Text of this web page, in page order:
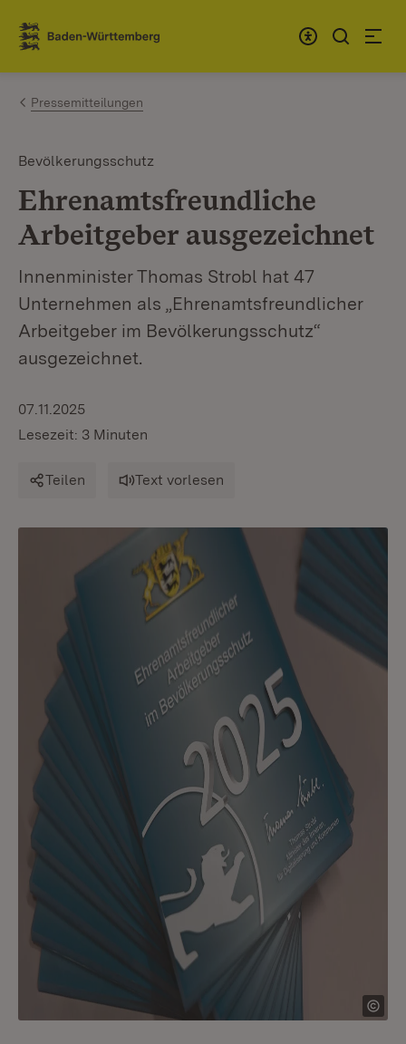
Zum Inhalt springen
Link zur Startseite
Pressemitteilungen
Bevölkerungsschutz
Ehrenamtsfreundliche
Arbeitgeber ausgezeichnet
Innenminister Thomas Strobl hat 47
Unternehmen als „Ehrenamtsfreundlicher
Arbeitgeber im Bevölkerungsschutz“
ausgezeichnet.
07.11.2025
Lesezeit: 3 Minuten
Teilen Text vorlesen